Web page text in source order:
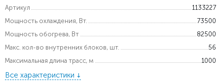
Артикул
1133227
Мощность охлаждения, Вт.
73500
Мощность обогрева, Вт
82500
Макс. кол-во внутренних блоков, шт.
56
Максимальная длина трасс, м
1000
Все характеристики